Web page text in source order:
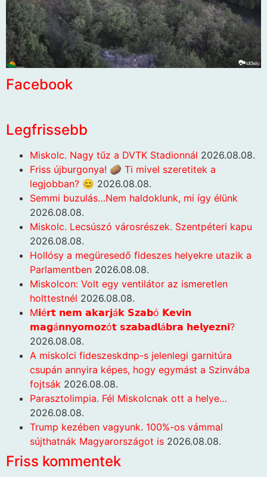
Facebook
Legfrissebb
Miskolc. Nagy tűz a DVTK Stadionnál 2026.08.08.
Friss újburgonya! 🥔 Ti mivel szeretitek a
legjobban? 😊 2026.08.08.
Semmi buzulás…Nem haldoklunk, mi így élünk
2026.08.08.
Miskolc. Lecsúszó városrészek. Szentpéteri kapu
2026.08.08.
Hollósy a megüresedő fideszes helyekre utazik a
Parlamentben 2026.08.08.
Miskolcon: Volt egy ventilátor az ismeretlen
holttestnél 2026.08.08.
M𝗶é𝗿𝘁 𝗻𝗲𝗺 𝗮𝗸𝗮𝗿𝗷á𝗸 𝗦𝘇𝗮𝗯ó 𝗞𝗲𝘃𝗶𝗻
𝗺𝗮𝗴á𝗻𝗻𝘆𝗼𝗺𝗼𝘇ó𝘁 𝘀𝘇𝗮𝗯𝗮𝗱𝗹á𝗯𝗿𝗮 𝗵𝗲𝗹𝘆𝗲𝘇𝗻𝗶?
2026.08.08.
A miskolci fideszeskdnp-s jelenlegi garnitúra
csupán annyira képes, hogy egymást a Szinvába
fojtsák 2026.08.08.
Parasztolimpia. Fél Miskolcnak ott a helye…
2026.08.08.
Trump kezében vagyunk. 100%-os vámmal
sújthatnák Magyarországot is 2026.08.08.
Friss kommentek